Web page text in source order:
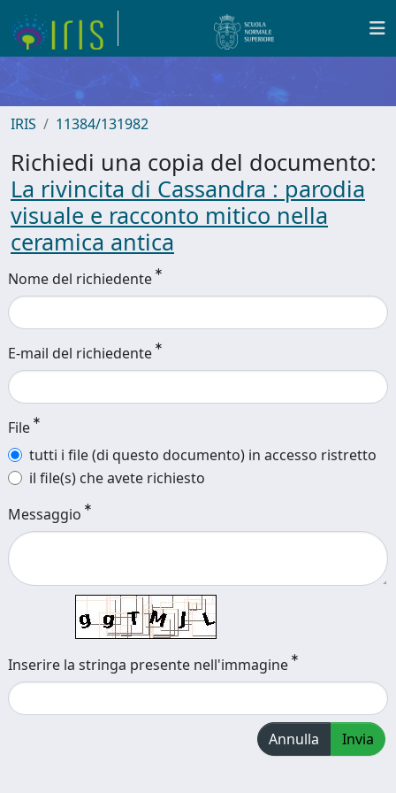
IRIS 11384/131982
Richiedi una copia del documento:
La rivincita di Cassandra : parodia
visuale e racconto mitico nella
ceramica antica
Nome del richiedente
E-mail del richiedente
File
tutti i file (di questo documento) in accesso ristretto
il file(s) che avete richiesto
Messaggio
Inserire la stringa presente nell'immagine
Annulla Invia